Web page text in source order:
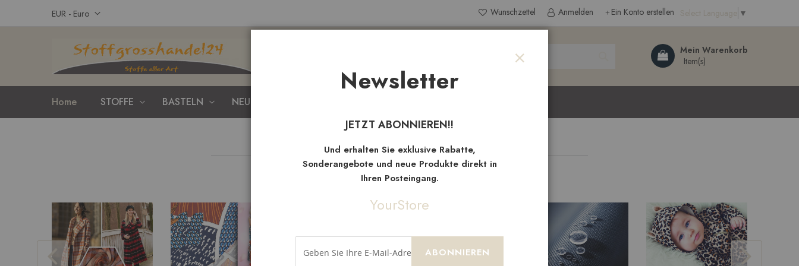
Inhalt
springen
Select Language ▼
EUR - Euro Wunschzettel Anmelden Ein Konto erstellen
Mein Warenkorb
Home STOFFE BASTELN NEUHEITEN
NeueArtikel
Newsletter
JETZT ABONNIEREN!!
Und erhalten Sie exklusive Rabatte,
Sonderangebote und neue Produkte direkt in
Ihren Posteingang.
YourStore
ABONNIEREN